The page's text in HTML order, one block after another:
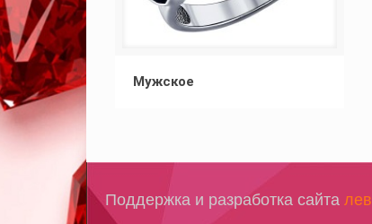
Мужское
Поддержка и разработка сайта лев